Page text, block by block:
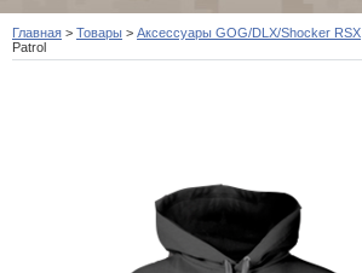
Главная > Товары > Аксессуары GOG/DLX/Shocker RSX
Patrol